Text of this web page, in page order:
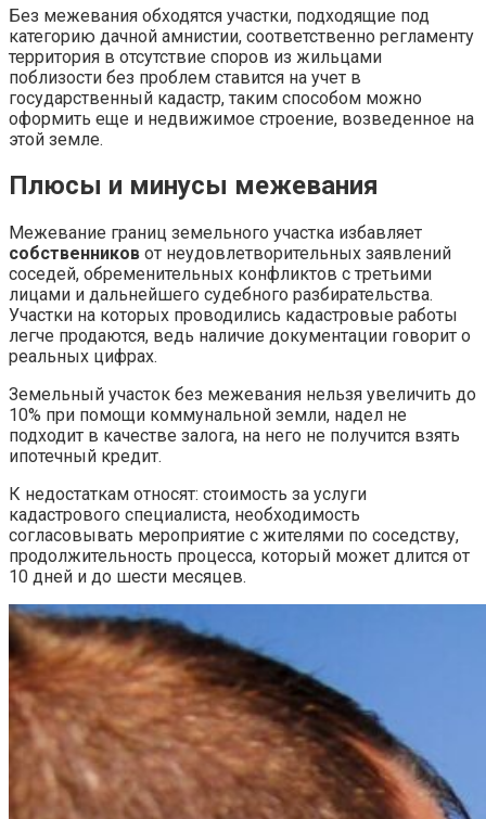
Без межевания обходятся участки, подходящие под
категорию дачной амнистии, соответственно регламенту
территория в отсутствие споров из жильцами
поблизости без проблем ставится на учет в
государственный кадастр, таким способом можно
оформить еще и недвижимое строение, возведенное на
этой земле.
Плюсы и минусы межевания
Межевание границ земельного участка избавляет
собственников от неудовлетворительных заявлений
соседей, обременительных конфликтов с третьими
лицами и дальнейшего судебного разбирательства.
Участки на которых проводились кадастровые работы
легче продаются, ведь наличие документации говорит о
реальных цифрах.
Земельный участок без межевания нельзя увеличить до
10% при помощи коммунальной земли, надел не
подходит в качестве залога, на него не получится взять
ипотечный кредит.
К недостаткам относят: стоимость за услуги
кадастрового специалиста, необходимость
согласовывать мероприятие с жителями по соседству,
продолжительность процесса, который может длится от
10 дней и до шести месяцев.